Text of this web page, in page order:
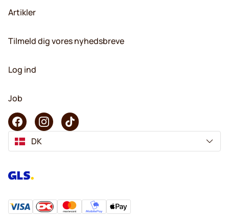
Artikler
Tilmeld dig vores nyhedsbreve
Log ind
Job
DK